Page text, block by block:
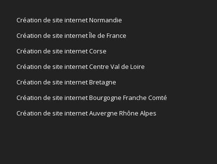
Création de site internet Normandie
Création de site internet Île de France
Création de site internet Corse
Création de site internet Centre Val de Loire
Création de site internet Bretagne
Création de site internet Bourgogne Franche Comté
Création de site internet Auvergne Rhône Alpes